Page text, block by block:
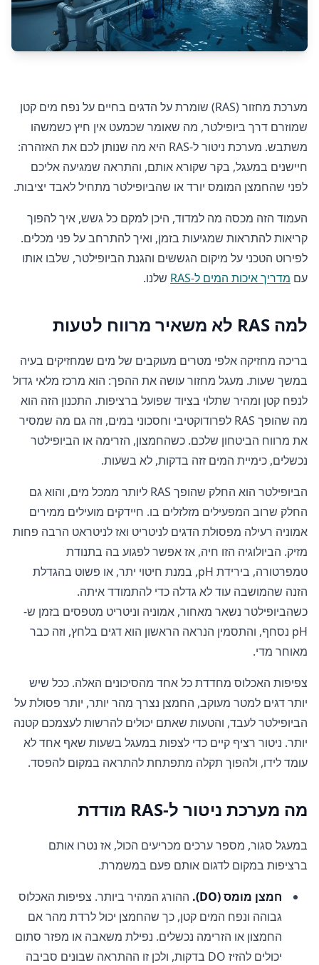
מערכת מחזור (RAS) שומרת על הדגים בחיים על נפח מים קטן
שמוזרם דרך ביופילטר, מה שאומר שכמעט אין חיץ כשמשהו
משתבש. מערכת ניטור ל-RAS היא מה שנותן לכם את האזהרה:
חיישנים במעגל, בקר שקורא אותם, והתראה שמגיעה אליכם
לפני שהחמצן המומס יורד או שהביופילטר מתחיל לאבד יציבות.
העמוד הזה מכסה מה למדוד, היכן למקם כל גשש, איך להפוך
קריאות להתראות שמגיעות בזמן, ואיך להתרחב על פני מכלים.
לפירוט הטכני על מיקום הגששים והגנת הביופילטר, שלבו אותו
עם מדריך איכות המים ל-RAS שלנו.
למה RAS לא משאיר מרווח לטעות
בריכה מחזיקה אלפי מטרים מעוקבים של מים שמחזיקים בעיה
במשך שעות. מעגל מחזור עושה את ההפך: הוא מרכז מלאי גדול
לנפח קטן ומהיר שתלוי בציוד שפועל ברציפות. התכנון הזה הוא
מה שהופך RAS לפרודוקטיבי וחסכוני במים, וזה גם מה שמסיר
את מרווח הביטחון שלכם. כשהחמצון, הזרימה או הביופילטר
נכשלים, כימיית המים זזה בדקות, לא בשעות.
הביופילטר הוא החלק שהופך RAS ליותר ממכל מים, והוא גם
החלק שרוב המפעילים מזלזלים בו. חיידקים מועילים ממירים
אמוניה רעילה מפסולת הדגים לניטריט ואז לניטראט הרבה פחות
מזיק. הביולוגיה הזו חיה, אז אפשר לפגוע בה בתנודת
טמפרטורה, בירידת pH, במנת חיטוי יתר, או פשוט בהגדלת
הזנה שהמושבה עוד לא גדלה כדי להתמודד איתה.
כשהביופילטר נשאר מאחור, אמוניה וניטריט מטפסים בזמן ש-
pH נסחף, והתסמין הנראה הראשון הוא דגים בלחץ, וזה כבר
מאוחר מדי.
צפיפות האכלוס מחדדת כל אחד מהסיכונים האלה. ככל שיש
יותר דגים למטר מעוקב, החמצן נצרך מהר יותר, יותר פסולת על
הביופילטר לעבד, והטעות שאתם יכולים להרשות לעצמכם קטנה
יותר. ניטור רציף קיים כדי לצפות במעגל בשעות שאף אחד לא
עומד לידו, ולהפוך תקלה מתפתחת להתראה במקום להפסד.
מה מערכת ניטור ל-RAS מודדת
במעגל סגור, מספר ערכים מכריעים הכול, אז נטרו אותם
ברציפות במקום לדגום אותם פעם במשמרת.
חמצן מומס (DO).
ההורג המהיר ביותר. צפיפות האכלוס
גבוהה ונפח המים קטן, כך שהחמצן יכול לרדת מהר אם
החמצון או הזרימה נכשלים. נפילת משאבה או מפזר סתום
יכולים להזיז DO בדקות, ולכן זו ההתראה שבונים סביבה